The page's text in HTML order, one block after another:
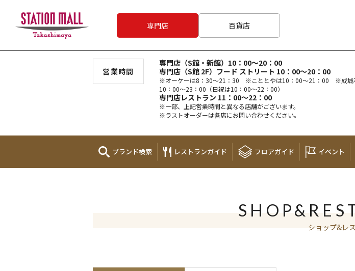
専門店 百貨店
営業時間
専門店（S館・新館）10：00～20：00
専門店（S館 2F）フード ストリート 10：00～20：00
※オーケーは8：30～21：30 ※こととやは10：00～21：00 ※成城
10：00～23：00（日祝は10：00～22：00）
専門店レストラン 11：00～22：00
※一部、上記営業時間と異なる店舗がございます。
※ラストオーダーは各店にお問い合わせください。
ブランド検索 レストランガイド フロアガイド イベント
ショップ&レ